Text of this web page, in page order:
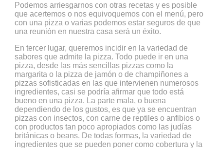
Podemos arriesgarnos con otras recetas y es posible
que acertemos o nos equivoquemos con el menú, pero
con una pizza o varias podemos estar seguros de que
una reunión en nuestra casa será un éxito.
En tercer lugar, queremos incidir en la variedad de
sabores que admite la pizza. Todo puede ir en una
pizza, desde las más sencillas pizzas como la
margarita o la pizza de jamón o de champiñones a
pizzas sofisticadas en las que intervienen numerosos
ingredientes, casi se podría afirmar que todo está
bueno en una pizza. La parte mala, o buena
dependiendo de los gustos, es que ya se encuentran
pizzas con insectos, con carne de reptiles o anfibios o
con productos tan poco apropiados como las judías
británicas o beans. De todas formas, la variedad de
ingredientes que se pueden poner como cobertura y la